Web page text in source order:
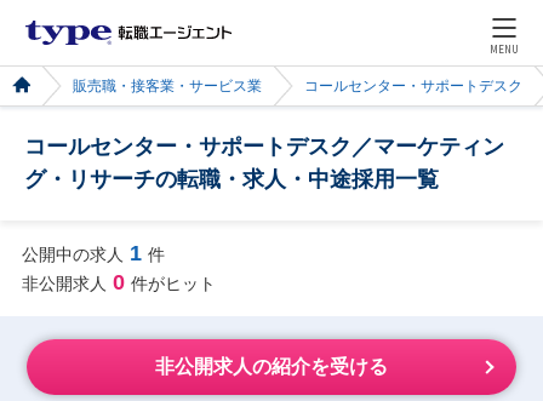
MENU
販売職・接客業・サービス業 コールセンター・サポートデスク
コールセンター・サポートデスク／マーケティン
グ・リサーチの転職・求人・中途採用一覧
公開中の求人 1 件
非公開求人 0 件がヒット
非公開求人の紹介を受ける